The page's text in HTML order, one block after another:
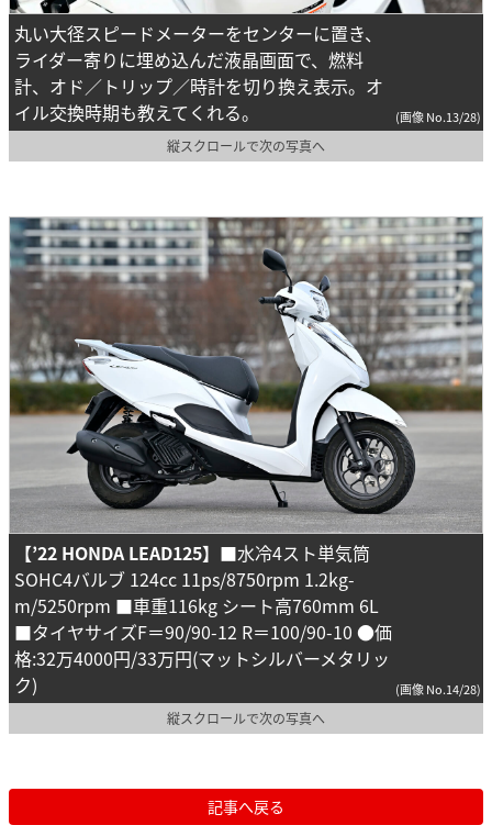
丸い大径スピードメーターをセンターに置き、
ライダー寄りに埋め込んだ液晶画面で、燃料
計、オド／トリップ／時計を切り換え表示。オ
イル交換時期も教えてくれる。
(画像 No.13/28)
縦スクロールで次の写真へ
【’22 HONDA LEAD125】 ■水冷4スト単気筒
SOHC4バルブ 124cc 11ps/8750rpm 1.2kg-
m/5250rpm ■車重116kg シート高760mm 6L
■タイヤサイズF＝90/90-12 R＝100/90-10 ●価
格:32万4000円/33万円(マットシルバーメタリッ
ク)
(画像 No.14/28)
縦スクロールで次の写真へ
記事へ戻る